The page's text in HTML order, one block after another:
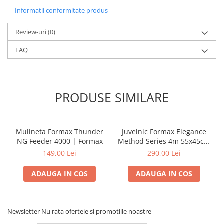
Informatii conformitate produs
Review-uri(0)
FAQ
PRODUSE SIMILARE
Mulineta Formax Thunder
NG Feeder 4000 | Formax
149,00 Lei
ADAUGA IN COS
Juvelnic Formax Elegance
Method Series 4m 55x45cm
| Formax
290,00 Lei
ADAUGA IN COS
Newsletter Nu rata ofertele si promotiile noastre